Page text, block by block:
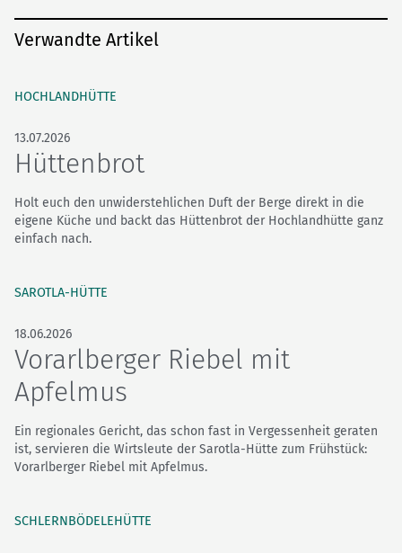
Verwandte Artikel
HOCHLANDHÜTTE
13.07.2026
Hüttenbrot
Holt euch den unwiderstehlichen Duft der Berge direkt in die
eigene Küche und backt das Hüttenbrot der Hochlandhütte ganz
einfach nach.
SAROTLA-HÜTTE
18.06.2026
Vorarlberger Riebel mit
Apfelmus
Ein regionales Gericht, das schon fast in Vergessenheit geraten
ist, servieren die Wirtsleute der Sarotla-Hütte zum Frühstück:
Vorarlberger Riebel mit Apfelmus.
SCHLERNBÖDELEHÜTTE